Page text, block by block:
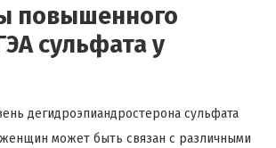
повышенного
сульфата у
дегидроэпиандростерона сульфата
может быть связан с различными